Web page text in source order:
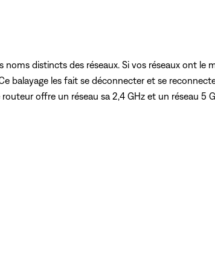
distincts des réseaux. Si vos réseaux ont le
balayage les fait se déconnecter et se
offre un réseau sa 2,4 GHz et un réseau